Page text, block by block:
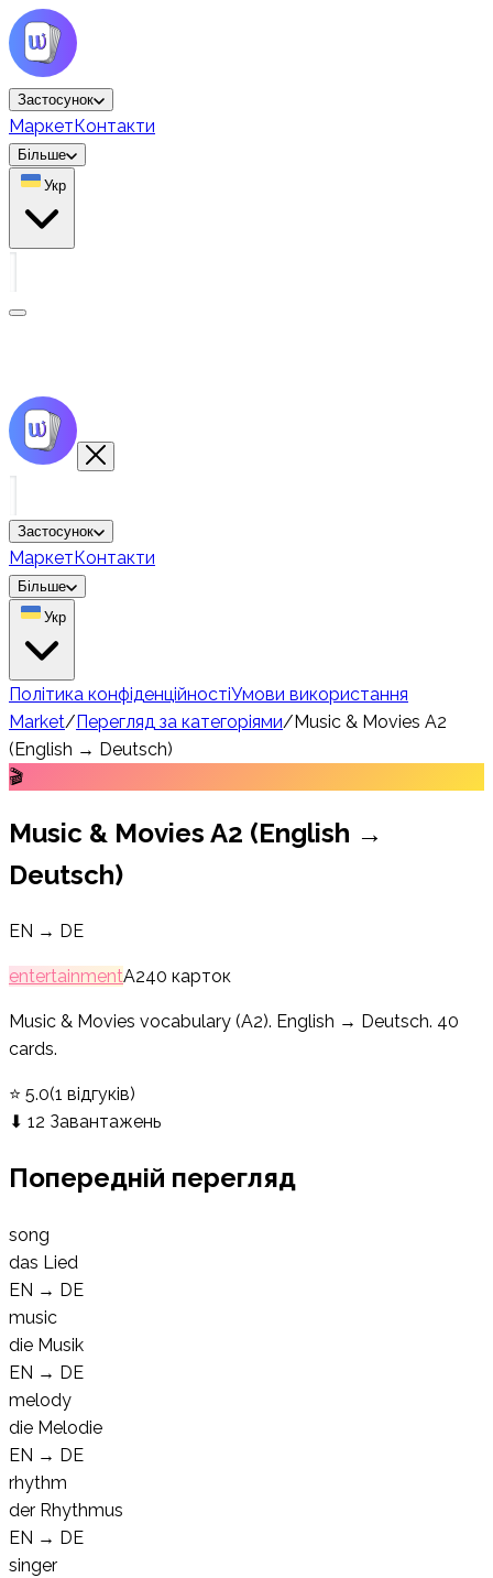
Застосунок
МаркетКонтакти
Більше
Укр
Застосунок
МаркетКонтакти
Більше
Укр
Політика конфіденційностіУмови використання
Market/Перегляд за категоріями/Music & Movies A2
(English → Deutsch)
🎬
Music & Movies A2 (English →
Deutsch)
EN → DE
entertainmentA240 карток
Music & Movies vocabulary (A2). English → Deutsch. 40
cards.
⭐ 5.0(1 відгуків)
⬇ 12 Завантажень
Попередній перегляд
song
das Lied
EN → DE
music
die Musik
EN → DE
melody
die Melodie
EN → DE
rhythm
der Rhythmus
EN → DE
singer